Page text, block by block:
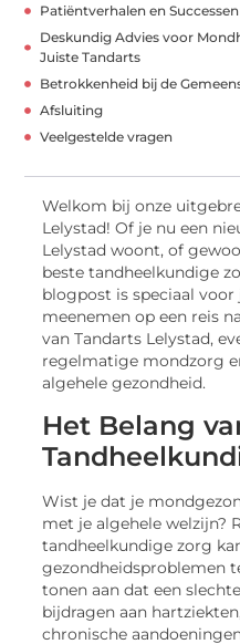
Patiëntverhalen en Successen
Deskundig Advies voor
Juiste Tandarts
Betrokkenheid bij de
Afsluiting
Veelgestelde vragen
Welkom bij onze
Lelystad! Of je nu een
Lelystad woont, of
beste tandheelkundige
blogpost is speciaal
meenemen op een reis
van Tandarts Lelystad,
regelmatige mondzorg
algehele gezondheid.
Het Belang
Wist je dat je
met je algehele welzijn?
tandheelkundige zorg
gezondheidsproblemen
tonen aan dat een
bijdragen aan
chronische